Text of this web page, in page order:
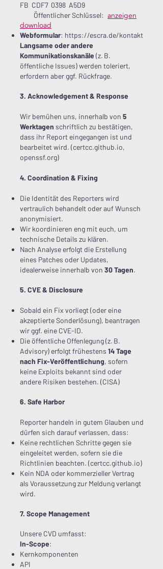
FB CDF7 0398 A5D9
Öffentlicher Schlüssel: anzeigen
download
Webformular: https://escra.de/kontakt
Langsame oder andere
Kommunikationskanäle (z. B.
öffentliche Issues) werden toleriert,
erfordern aber ggf. Rückfrage.
3. Acknowledgement & Response
Wir bemühen uns, innerhalb von 5
Werktagen schriftlich zu bestätigen,
dass ihr Report eingegangen ist und
bearbeitet wird. (certcc.github.io,
openssf.org)
4. Coordination & Fixing
Die Identität des Reporters wird
vertraulich behandelt oder auf Wunsch
anonymisiert.
Wir koordinieren eng mit euch, um
technische Details zu klären.
Nach Analyse erfolgt die Erstellung
eines Patches oder Updates,
idealerweise innerhalb von 30 Tagen.
5. CVE & Disclosure
Sobald ein Fix vorliegt (oder eine
akzeptierte Sonderlösung), beantragen
wir ggf. eine CVE-ID.
Die öffentliche Offenlegung (z. B.
Advisory) erfolgt frühestens 14 Tage
nach Fix-Veröffentlichung, sofern
keine Exploits bekannt sind oder
andere Risiken bestehen. (CISA)
6. Safe Harbor
Reporter handeln in gutem Glauben und
dürfen sich darauf verlassen, dass:
Keine rechtlichen Schritte gegen sie
eingeleitet werden, sofern sie die
Richtlinien beachten. (certcc.github.io)
Kein NDA oder kommerzieller Vertrag
als Voraussetzung zur Meldung verlangt
wird.
7. Scope Management
Unsere CVD umfasst:
In-Scope:
Kernkomponenten
API